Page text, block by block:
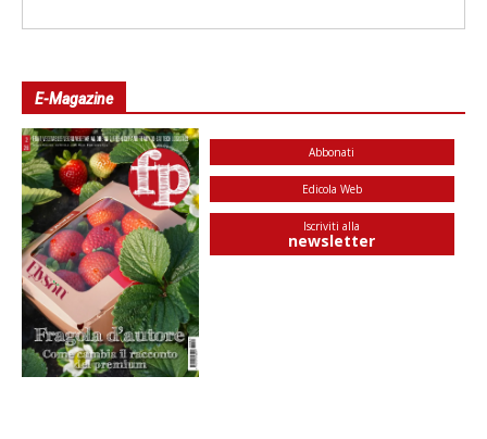
E-Magazine
Abbonati
Edicola Web
Iscriviti alla
newsletter